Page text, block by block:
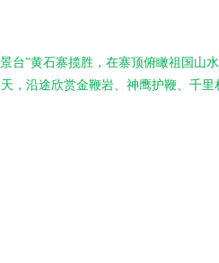
台”黄石寨揽胜，在寨顶俯瞰祖国山
，沿途欣赏金鞭岩、神鹰护鞭、千